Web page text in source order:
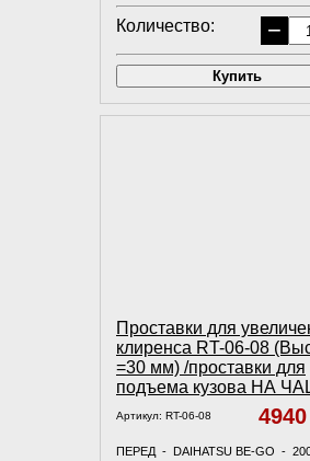
Количество: −
Купить
Проставки для
клиренса RT-06-08
=30 мм) /проставки для
подъема кузова НА
Артикул: RT-06-08
ПЕРЕД - DAIHATSU BE-GO -